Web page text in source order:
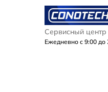
Сервисный центр
Ежедневно с 9:00 до